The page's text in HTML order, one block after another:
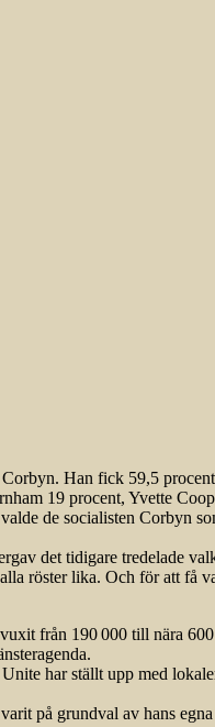
Han fick 59,5
19 procent, Yvette
de socialisten Corbyn
det tidigare tredelade
röster lika. Och för att få
från 190 000 till nära
har ställt upp med
på grundval av hans